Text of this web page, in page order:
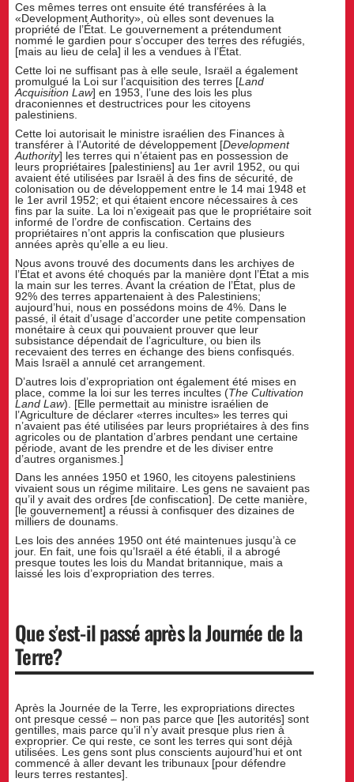
Ces mêmes terres ont ensuite été transférées à la
«Development Authority», où elles sont devenues la
propriété de l’État. Le gouvernement a prétendument
nommé le gardien pour s’occuper des terres des réfugiés,
[mais au lieu de cela] il les a vendues à l’État.
Cette loi ne suffisant pas à elle seule, Israël a également
promulgué la Loi sur l’acquisition des terres [Land
Acquisition Law] en 1953, l’une des lois les plus
draconiennes et destructrices pour les citoyens
palestiniens.
Cette loi autorisait le ministre israélien des Finances à
transférer à l’Autorité de développement [Development
Authority] les terres qui n’étaient pas en possession de
leurs propriétaires [palestiniens] au 1er avril 1952, ou qui
avaient été utilisées par Israël à des fins de sécurité, de
colonisation ou de développement entre le 14 mai 1948 et
le 1er avril 1952; et qui étaient encore nécessaires à ces
fins par la suite. La loi n’exigeait pas que le propriétaire soit
informé de l’ordre de confiscation. Certains des
propriétaires n’ont appris la confiscation que plusieurs
années après qu’elle a eu lieu.
Nous avons trouvé des documents dans les archives de
l’État et avons été choqués par la manière dont l’État a mis
la main sur les terres. Avant la création de l’État, plus de
92% des terres appartenaient à des Palestiniens;
aujourd’hui, nous en possédons moins de 4%. Dans le
passé, il était d’usage d’accorder une petite compensation
monétaire à ceux qui pouvaient prouver que leur
subsistance dépendait de l’agriculture, ou bien ils
recevaient des terres en échange des biens confisqués.
Mais Israël a annulé cet arrangement.
D’autres lois d’expropriation ont également été mises en
place, comme la loi sur les terres incultes (The Cultivation
Land Law). [Elle permettait au ministre israélien de
l’Agriculture de déclarer «terres incultes» les terres qui
n’avaient pas été utilisées par leurs propriétaires à des fins
agricoles ou de plantation d’arbres pendant une certaine
période, avant de les prendre et de les diviser entre
d’autres organismes.]
Dans les années 1950 et 1960, les citoyens palestiniens
vivaient sous un régime militaire. Les gens ne savaient pas
qu’il y avait des ordres [de confiscation]. De cette manière,
[le gouvernement] a réussi à confisquer des dizaines de
milliers de dounams.
Les lois des années 1950 ont été maintenues jusqu’à ce
jour. En fait, une fois qu’Israël a été établi, il a abrogé
presque toutes les lois du Mandat britannique, mais a
laissé les lois d’expropriation des terres.
Que s’est-il passé après la Journée de la
Terre?
Après la Journée de la Terre, les expropriations directes
ont presque cessé – non pas parce que [les autorités] sont
gentilles, mais parce qu’il n’y avait presque plus rien à
exproprier. Ce qui reste, ce sont les terres qui sont déjà
utilisées. Les gens sont plus conscients aujourd’hui et ont
commencé à aller devant les tribunaux [pour défendre
leurs terres restantes].